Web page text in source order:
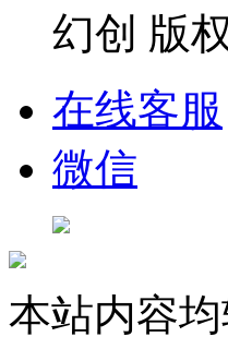
幻创 版
在线客服
微信
本站内容